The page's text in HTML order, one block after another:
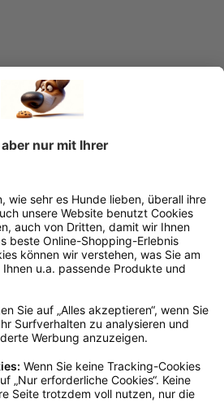
Details
Widerrufsrecht. Die
Bei Verwendung des
wir die